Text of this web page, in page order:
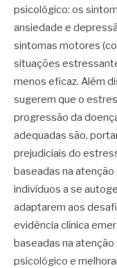
psicológico: os
ansiedade e
sintomas motores
situações
menos eficaz. Além
sugerem que o
progressão da
adequadas são,
prejudiciais do
baseadas na
indivíduos a se
adaptarem aos
evidência clínica
baseadas na
psicológico e